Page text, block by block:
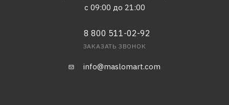
с 09:00 до 21:00
8 800 511-02-92
ЗАКАЗАТЬ ЗВОНОК
info@maslomart.com